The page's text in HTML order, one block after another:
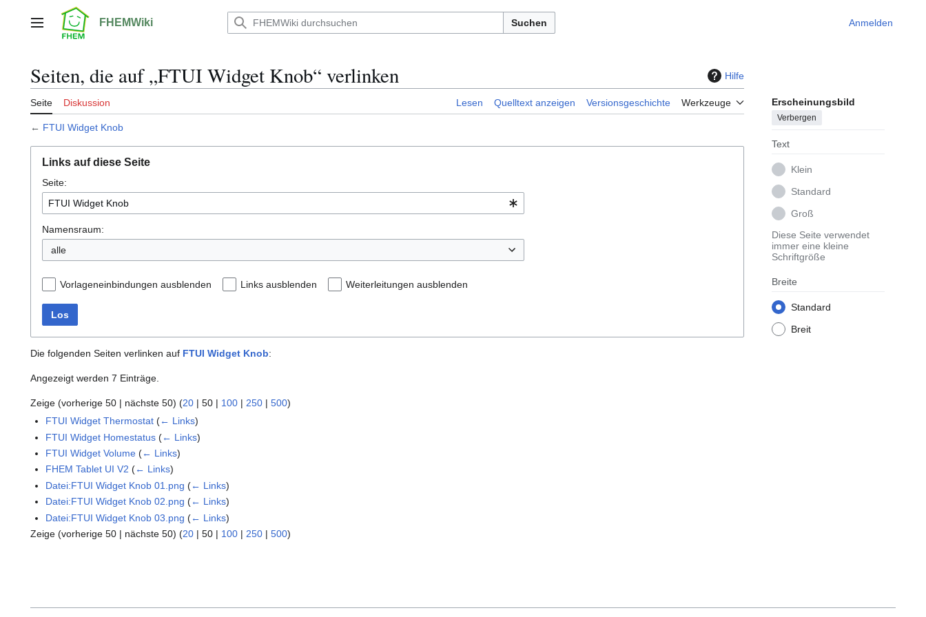
springenHauptmenü FHEMWiki Suchen Anmelden
Seiten, die auf „FTUI Widget Knob“ verlinken Hilfe
Seite Diskussion Lesen Quelltext anzeigen Versionsgeschichte Werkzeuge Erscheinungsbild
Verbergen
Text
Klein
Standard
Groß
Diese Seite verwendet
immer eine kleine
Schriftgröße
Breite
Standard
Breit
← FTUI Widget Knob
Links auf diese Seite
Seite:
Namensraum:
alle
Vorlageneinbindungen ausblenden Links ausblenden Weiterleitungen ausblenden
Los
Die folgenden Seiten verlinken auf FTUI Widget Knob:
Angezeigt werden 7 Einträge.
Zeige (vorherige 50 | nächste 50) (20 | 50 | 100 | 250 | 500)
FTUI Widget Thermostat (← Links)
FTUI Widget Homestatus (← Links)
FTUI Widget Volume (← Links)
FHEM Tablet UI V2 (← Links)
Datei:FTUI Widget Knob 01.png (← Links)
Datei:FTUI Widget Knob 02.png (← Links)
Datei:FTUI Widget Knob 03.png (← Links)
Zeige (vorherige 50 | nächste 50) (20 | 50 | 100 | 250 | 500)